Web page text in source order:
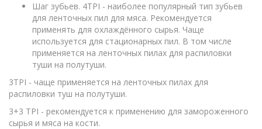
Шаг зубьев. 4TPI - наиболее популярный тип зубьев
для ленточных пил для мяса. Рекомендуется
применять для охлаждённого сырья. Чаще
используется для стационарных пил. В том числе
применяется на ленточных пилах для распиловки
туши на полутуши.
3TPI - чаще применяется на ленточных пилах для
распиловки туш на полутуши.
3+3 TPI - рекомендуется к применению для замороженного
сырья и мяса на кости.